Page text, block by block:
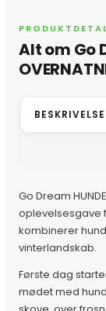
Alt om Go
BESKRIVELSE
Go Dream
oplevelsesgave
kombinerer
vinterlandskab.
Første dag
mødet med